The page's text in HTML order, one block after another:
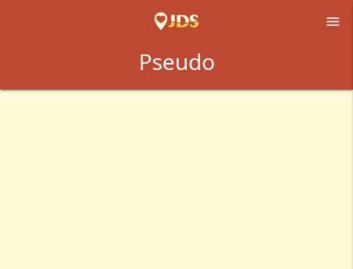

Pseudo